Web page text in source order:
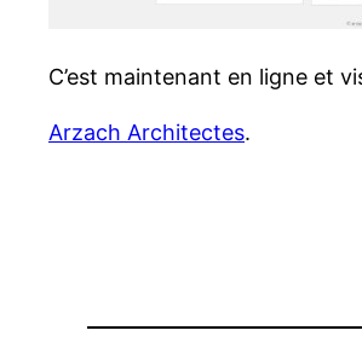
C’est maintenant en ligne et
Arzach Architectes.